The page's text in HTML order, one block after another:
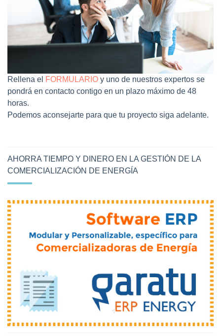
Rellena el FORMULARIO y uno de nuestros expertos se
pondrá en contacto contigo en un plazo máximo de 48
horas.
Podemos aconsejarte para que tu proyecto siga adelante.
AHORRA TIEMPO Y DINERO EN LA GESTIÓN DE LA
COMERCIALIZACIÓN DE ENERGÍA